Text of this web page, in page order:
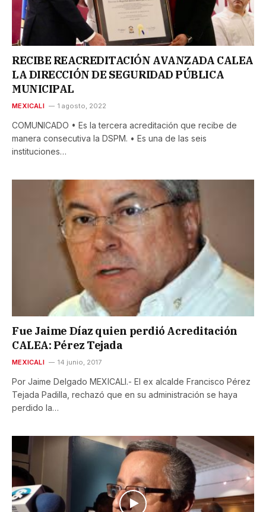
RECIBE REACREDITACIÓN AVANZADA CALEA
LA DIRECCIÓN DE SEGURIDAD PÚBLICA
MUNICIPAL
MEXICALI 1 agosto, 2022
COMUNICADO • Es la tercera acreditación que recibe de
manera consecutiva la DSPM. • Es una de las seis
instituciones…
Fue Jaime Díaz quien perdió Acreditación
CALEA: Pérez Tejada
MEXICALI 14 junio, 2017
Por Jaime Delgado MEXICALI.- El ex alcalde Francisco Pérez
Tejada Padilla, rechazó que en su administración se haya
perdido la…